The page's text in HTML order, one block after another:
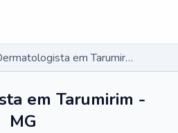
Dermatologista em Tarumirim - MG
em Tarumirim -
MG